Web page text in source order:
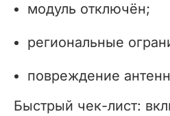
модуль отключён;
региональные
повреждение
Быстрый чек-лист: